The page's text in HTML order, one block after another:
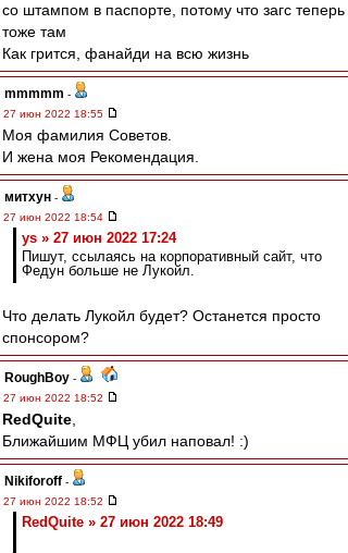
со штампом в паспорте, потому что загс теперь
тоже там
Как грится, фанайди на всю жизнь
mmmmm -
27 июн 2022 18:55
Моя фамилия Советов.
И жена моя Рекомендация.
митхун -
27 июн 2022 18:54
ys » 27 июн 2022 17:24
Пишут, ссылаясь на корпоративный сайт, что
Федун больше не Лукойл.
Что делать Лукойл будет? Останется просто
спонсором?
RoughBoy -
27 июн 2022 18:52
RedQuite
Ближайшим МФЦ убил наповал! :)
Nikiforoff -
27 июн 2022 18:52
RedQuite » 27 июн 2022 18:49